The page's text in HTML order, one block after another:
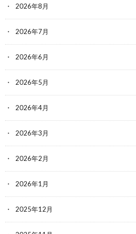
2026年8月
2026年7月
2026年6月
2026年5月
2026年4月
2026年3月
2026年2月
2026年1月
2025年12月